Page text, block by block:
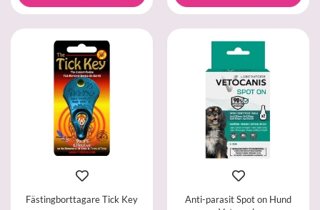
Fästingborttagare Tick Key
Anti-parasit Spot on Hund